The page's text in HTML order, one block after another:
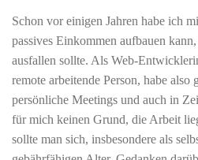
Schon vor einigen Jahren habe ich
passives Einkommen aufbauen
ausfallen sollte. Als Web-
remote arbeitende Person, habe
persönliche Meetings und auch in
für mich keinen Grund, die Arbeit
sollte man sich, insbesondere als